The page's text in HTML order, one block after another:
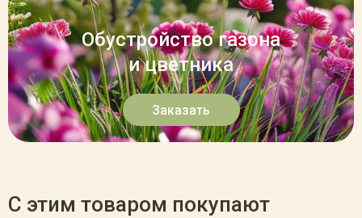
Обустройство газона
и цветника
Заказать
С этим товаром покупают